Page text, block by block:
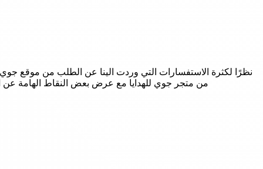
نظرًا لكثرة الاستفسارات التي وردت الينا عن الطلب من موقع
من متجر جوي للهدايا مع عرض بعض النقاط الهامة عن